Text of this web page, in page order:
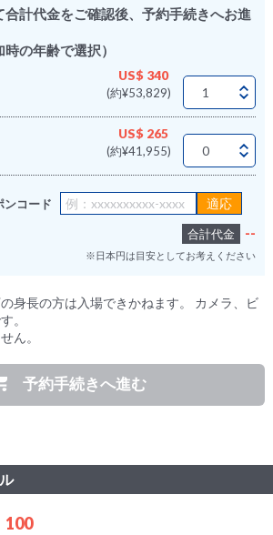
合計代金をご確認後、予約手続きへお進
の年齢で選択）
US$ 340
(約¥53,829)
US$ 265
(約¥41,955)
ンコード
合計代金 --
※日本円は目安としてお考えください
身長の方は入場できかねます。 カメラ、ビ
。
ん。
予約手続きへ進む
100